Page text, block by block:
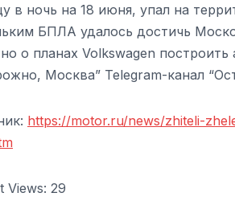
в ночь на 18 июня, упал на
БПЛА удалось достичь
о планах Volkswagen
Москва” Telegram-канал
https://motor.ru/news/zhiteli-
Views: 29